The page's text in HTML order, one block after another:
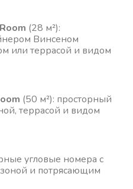
(28 м²):
Винсеном
или террасой и видом
(50 м²): просторный
террасой и видом
угловые номера с
и потрясающим